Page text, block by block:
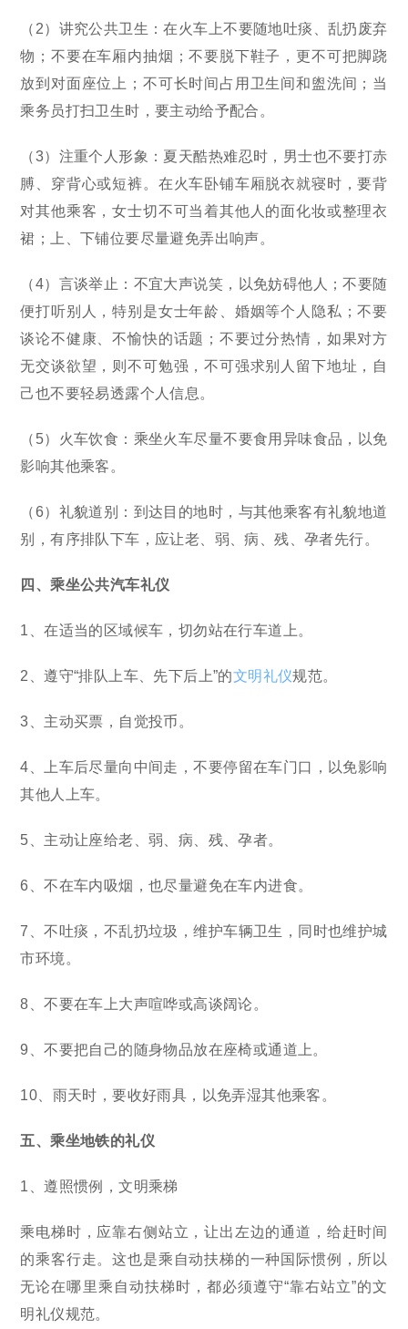
（2）讲究公共卫生：在火车上不要随地吐痰、乱扔废弃
物；不要在车厢内抽烟；不要脱下鞋子，更不可把脚跷
放到对面座位上；不可长时间占用卫生间和盥洗间；当
乘务员打扫卫生时，要主动给予配合。
（3）注重个人形象：夏天酷热难忍时，男士也不要打赤
膊、穿背心或短裤。在火车卧铺车厢脱衣就寝时，要背
对其他乘客，女士切不可当着其他人的面化妆或整理衣
裙；上、下铺位要尽量避免弄出响声。
（4）言谈举止：不宜大声说笑，以免妨碍他人；不要随
便打听别人，特别是女士年龄、婚姻等个人隐私；不要
谈论不健康、不愉快的话题；不要过分热情，如果对方
无交谈欲望，则不可勉强，不可强求别人留下地址，自
己也不要轻易透露个人信息。
（5）火车饮食：乘坐火车尽量不要食用异味食品，以免
影响其他乘客。
（6）礼貌道别：到达目的地时，与其他乘客有礼貌地道
别，有序排队下车，应让老、弱、病、残、孕者先行。
四、乘坐公共汽车礼仪
1、在适当的区域候车，切勿站在行车道上。
2、遵守“排队上车、先下后上”的文明礼仪规范。
3、主动买票，自觉投币。
4、上车后尽量向中间走，不要停留在车门口，以免影响
其他人上车。
5、主动让座给老、弱、病、残、孕者。
6、不在车内吸烟，也尽量避免在车内进食。
7、不吐痰，不乱扔垃圾，维护车辆卫生，同时也维护城
市环境。
8、不要在车上大声喧哗或高谈阔论。
9、不要把自己的随身物品放在座椅或通道上。
10、雨天时，要收好雨具，以免弄湿其他乘客。
五、乘坐地铁的礼仪
1、遵照惯例，文明乘梯
乘电梯时，应靠右侧站立，让出左边的通道，给赶时间
的乘客行走。这也是乘自动扶梯的一种国际惯例，所以
无论在哪里乘自动扶梯时，都必须遵守“靠右站立”的文
明礼仪规范。